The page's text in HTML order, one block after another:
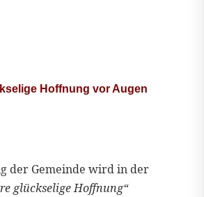
Hoffnung vor Augen
der Gemeinde wird in der
glückselige Hoffnung“